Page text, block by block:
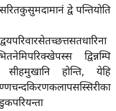
द्वे पन्तियोति
द्विन्नम्पि
होन्ति, येहि